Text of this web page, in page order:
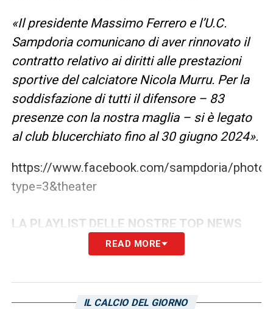
«Il presidente Massimo Ferrero e l’U.C.
Sampdoria comunicano di aver rinnovato il
contratto relativo ai diritti alle prestazioni
sportive del calciatore Nicola Murru. Per la
soddisfazione di tutti il difensore – 83
presenze con la nostra maglia – si è legato
al club blucerchiato fino al 30 giugno 2024».
https://www.facebook.com/sampdoria/
type=3&theater
LA PLAYLIST DELLE NOSTRE TOP NEWS
READ MORE
IL CALCIO DEL GIORNO